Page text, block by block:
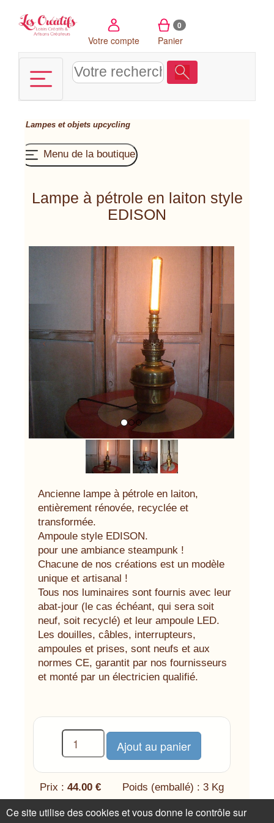
Votre compte
0
Panier
Lampes et objets upcycling
Menu de la boutique
Lampe à pétrole en laiton style
EDISON
Next
Ancienne lampe à pétrole en laiton,
entièrement rénovée, recyclée et
transformée.
Ampoule style EDISON.
pour une ambiance steampunk !
Chacune de nos créations est un modèle
unique et artisanal !
Tous nos luminaires sont fournis avec leur
abat-jour (le cas échéant, qui sera soit
neuf, soit recyclé) et leur ampoule LED.
Les douilles, câbles, interrupteurs,
ampoules et prises, sont neufs et aux
normes CE, garantit par nos fournisseurs
et monté par un électricien qualifié.
Prix : 44.00 € Poids (emballé) : 3 Kg
1 disponible(s)
Ce site utilise des cookies et vous donne le contrôle sur